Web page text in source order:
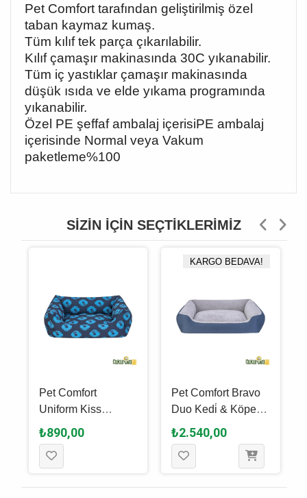
Pet Comfort tarafından geliştirilmiş özel
taban kaymaz kumaş.
Tüm kılıf tek parça çıkarılabilir.
Kılıf çamaşır makinasında 30C yıkanabilir.
Tüm iç yastıklar çamaşır makinasında
düşük ısıda ve elde yıkama programında
yıkanabilir.
Özel PE şeffaf ambalaj içerisiPE ambalaj
içerisinde Normal veya Vakum
paketleme%100
SIZIN İÇIN SEÇTIKLERIMIZ
Pet Comfort
Uniform Kiss
Lacivert -
Parliament Kedi̇ &
Köpek Yatağı S - 60
₺890,00
KARGO BEDAVA!
Pet Comfort Bravo
Duo Kedi̇ & Köpek
Yatağı Mavi̇ - Gri̇
Peluş Xl - 105 x 80
Cm
₺2.540,00